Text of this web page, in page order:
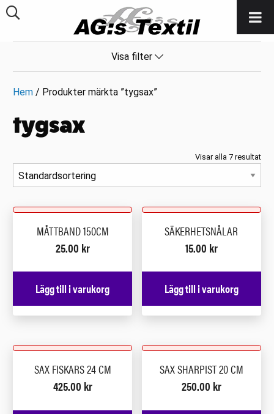
Visa filter
Hem / Produkter märkta ”tygsax”
tygsax
Visar alla 7 resultat
MÅTTBAND 150CM
25.00 kr
Lägg till i varukorg
SÄKERHETSNÅLAR
15.00 kr
Lägg till i varukorg
SAX FISKARS 24 CM
425.00 kr
SAX SHARPIST 20 CM
250.00 kr